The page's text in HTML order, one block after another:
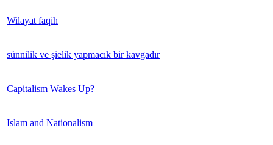
Wilayat faqih
sünnilik ve şielik yapmacık bir kavgadır
Capitalism Wakes Up?
Islam and Nationalism